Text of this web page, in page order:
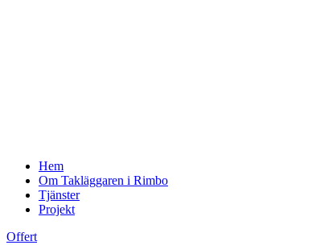
Hem
Om Takläggaren i Rimbo
Tjänster
Projekt
Offert